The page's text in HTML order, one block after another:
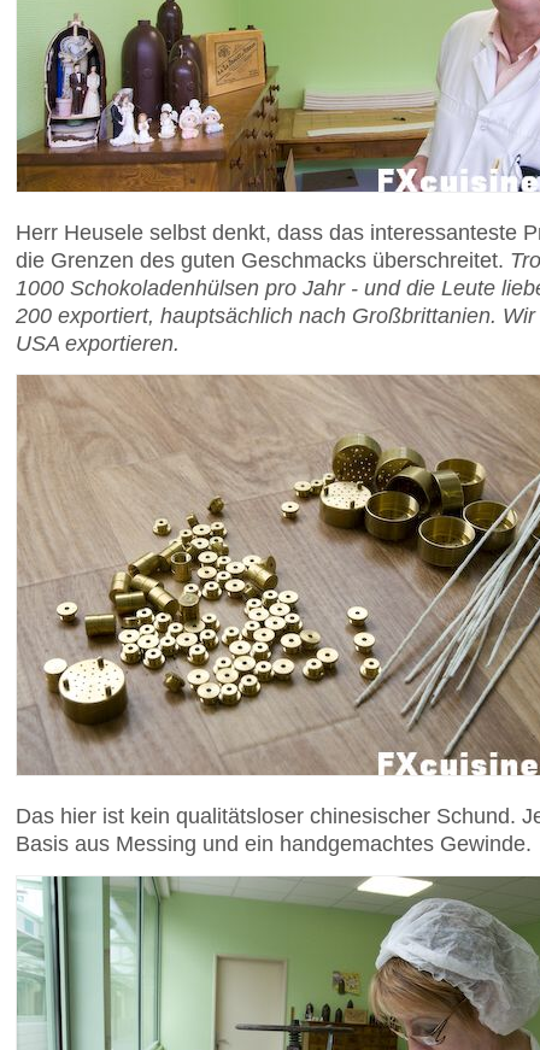
Herr Heusele selbst denkt, dass das interessanteste
die Grenzen des guten Geschmacks überschreitet.
1000 Schokoladenhülsen pro Jahr - und die Leute
200 exportiert, hauptsächlich nach Großbrittanien.
USA exportieren.
Das hier ist kein qualitätsloser chinesischer Schund.
Basis aus Messing und ein handgemachtes Gewinde.